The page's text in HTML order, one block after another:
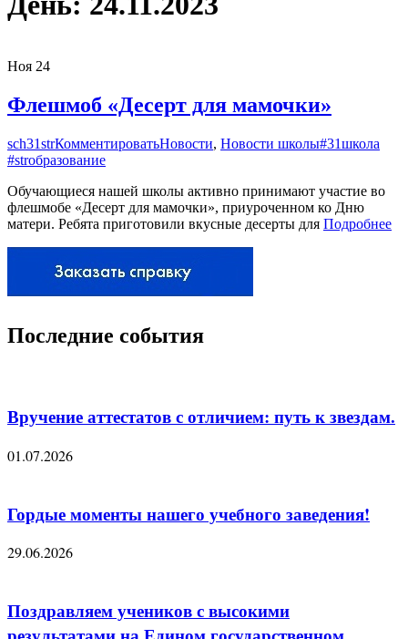
Ноя 24
Флешмоб «Десерт для мамочки»
sch31strКомментироватьНовости, Новости школы#31школа
#strобразование
Обучающиеся нашей школы активно принимают участие во
флешмобе «Десерт для мамочки», приуроченном ко Дню
матери. Ребята приготовили вкусные десерты для Подробнее
Последние события
Вручение аттестатов с отличием: путь к звездам.
01.07.2026
Гордые моменты нашего учебного заведения!
29.06.2026
Поздравляем учеников с высокими